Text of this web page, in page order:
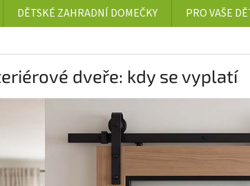
DĚTSKÉ ZAHRADNÍ DOMEČKY PRO VAŠE
dveře: kdy se vyplatí